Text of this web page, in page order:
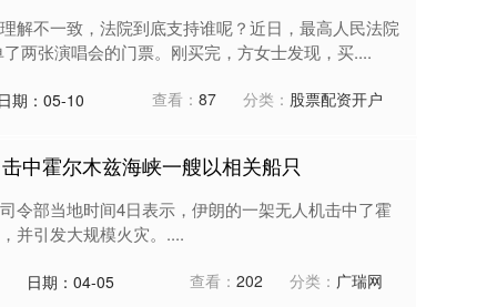
解不一致，法院到底支持谁呢？近日，最高人民法院
两张演唱会的门票。刚买完，方女士发现，买....
期：05-10 查看： 87 分类： 股票配资开户
中霍尔木兹海峡一艘以相关船只
令部当地时间4日表示，伊朗的一架无人机击中了霍
并引发大规模火灾。....
日期：04-05 查看： 202 分类： 广瑞网